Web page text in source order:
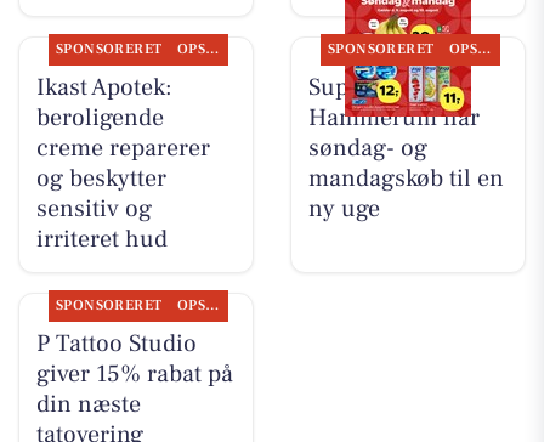
SPONSORERET OPSLAGSTAVLEN
Ikast Apotek:
beroligende
creme reparerer
og beskytter
sensitiv og
irriteret hud
SPONSORERET OPSLAGSTAVLEN
SuperBrugsen
Hammerum har
søndag- og
mandagskøb til en
ny uge
SPONSORERET OPSLAGSTAVLEN
P Tattoo Studio
giver 15% rabat på
din næste
tatovering